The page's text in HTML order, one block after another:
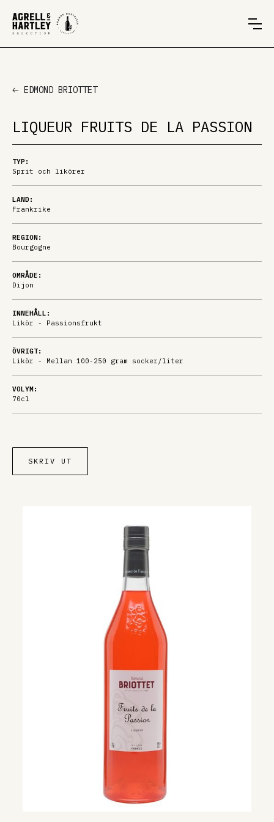
EDMOND BRIOTTET
LIQUEUR FRUITS DE LA PASSION
TYP:
Sprit och likörer
LAND:
Frankrike
REGION:
Bourgogne
OMRÅDE:
Dijon
INNEHÅLL:
Likör - Passionsfrukt
ÖVRIGT:
Likör - Mellan 100-250 gram socker/liter
VOLYM:
70cl
SKRIV UT